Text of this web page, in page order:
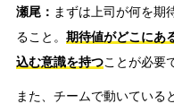
瀬尾： まずは上司が何を期
ること。 期待値がどこにあ
込む意識を持つことが必要
また、チームで動いている